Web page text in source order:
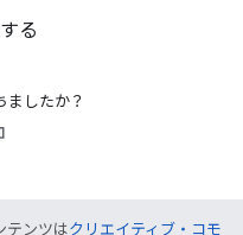
る
ましたか？
テンツはクリエイティブ・コモ